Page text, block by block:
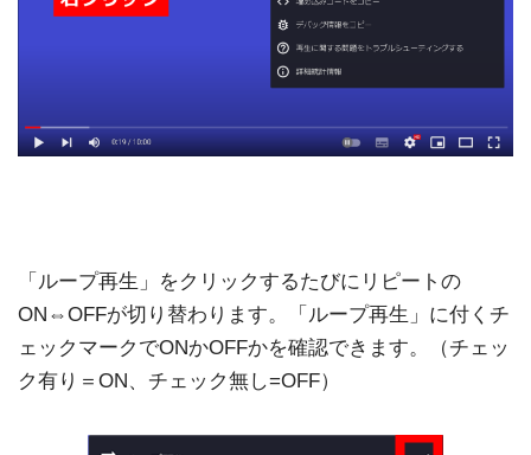
「ループ再生」をクリックするたびにリピートの
ON⇔OFFが切り替わります。「ループ再生」に付くチ
ェックマークでONかOFFかを確認できます。（チェッ
ク有り＝ON、チェック無し=OFF）